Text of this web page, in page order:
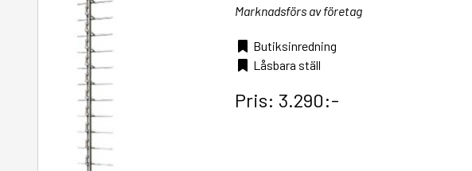
Marknadsförs av företag
Butiksinredning
Låsbara ställ
Pris: 3.290:-